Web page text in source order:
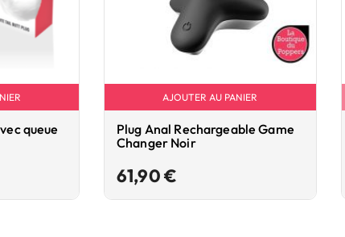
queue
AJOUTER AU PANIER
Plug Anal Rechargeable Game
Changer Noir
61,90 €Prix